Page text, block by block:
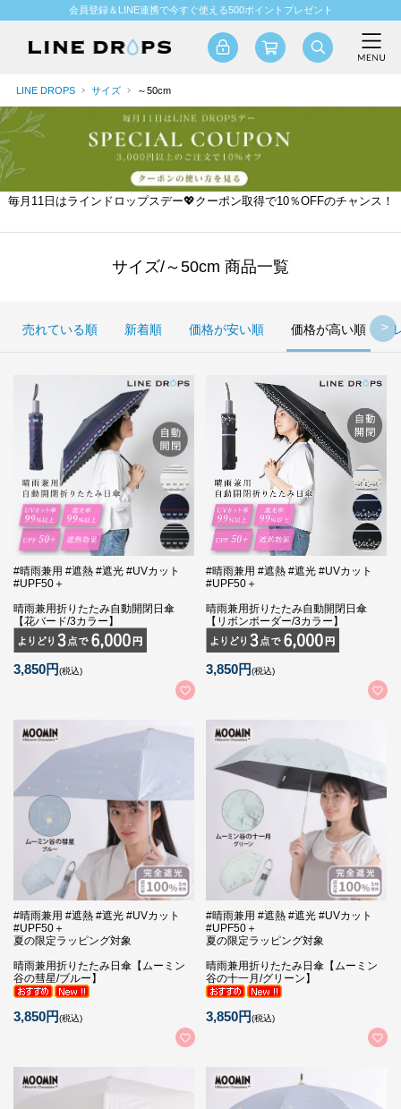
会員登録＆LINE連携で今すぐ使える500ポイントプレゼント
LINE DROPS サイズ ～50cm
毎月11日はラインドロップスデー💖クーポン取得で10％OFFのチャンス！
サイズ/～50cm 商品一覧
売れている順 新着順 価格が安い順 価格が高い順
#晴雨兼用 #遮熱 #遮光 #UVカット
#UPF50＋
晴雨兼用折りたたみ自動開閉日傘
【花バード/3カラー】
3,850円(税込)
#晴雨兼用 #遮熱 #遮光 #UVカット
#UPF50＋
晴雨兼用折りたたみ自動開閉日傘
【リボンボーダー/3カラー】
3,850円(税込)
#晴雨兼用 #遮熱 #遮光 #UVカット
#UPF50＋
夏の限定ラッピング対象
晴雨兼用折りたたみ日傘【ムーミン
谷の彗星/ブルー】
3,850円(税込)
#晴雨兼用 #遮熱 #遮光 #UVカット
#UPF50＋
夏の限定ラッピング対象
晴雨兼用折りたたみ日傘【ムーミン
谷の十一月/グリーン】
3,850円(税込)